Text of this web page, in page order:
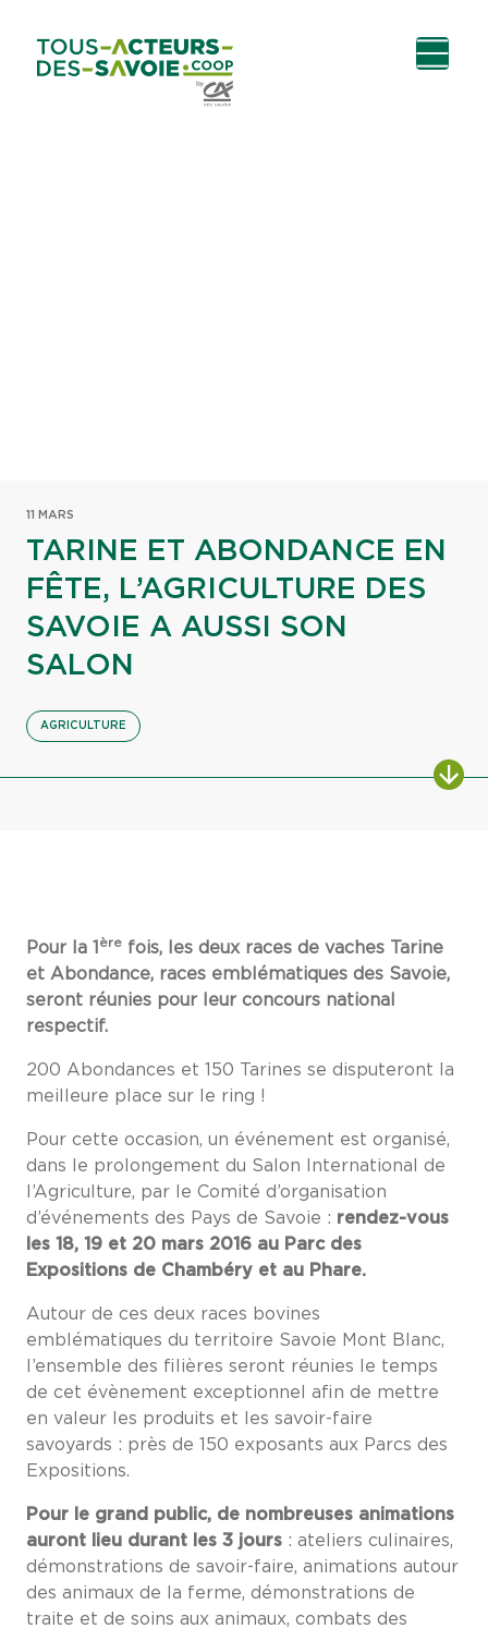
contenu
principal
11 MARS
TARINE ET ABONDANCE EN
FÊTE, L’AGRICULTURE DES
SAVOIE A AUSSI SON
SALON
AGRICULTURE
Pour la 1 ère fois, les deux races de vaches Tarine
et Abondance, races emblématiques des Savoie,
seront réunies pour leur concours national
respectif.
200 Abondances et 150 Tarines se disputeront la
meilleure place sur le ring !
Pour cette occasion, un événement est organisé,
dans le prolongement du Salon International de
l’Agriculture, par le Comité d’organisation
d’événements des Pays de Savoie : rendez-vous
les 18, 19 et 20 mars 2016 au Parc des
Expositions de Chambéry et au Phare.
Autour de ces deux races bovines
emblématiques du territoire Savoie Mont Blanc,
l’ensemble des filières seront réunies le temps
de cet évènement exceptionnel afin de mettre
en valeur les produits et les savoir-faire
savoyards : près de 150 exposants aux Parcs des
Expositions.
Pour le grand public, de nombreuses animations
auront lieu durant les 3 jours : ateliers culinaires,
démonstrations de savoir-faire, animations autour
des animaux de la ferme, démonstrations de
traite et de soins aux animaux, combats des